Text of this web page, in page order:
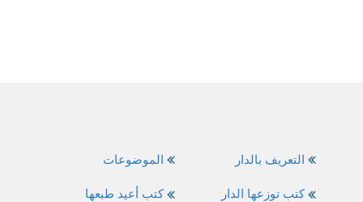
الموضوعات
كتب أعيد طبعها
التعريف بالدار
كتب توزعها الدار